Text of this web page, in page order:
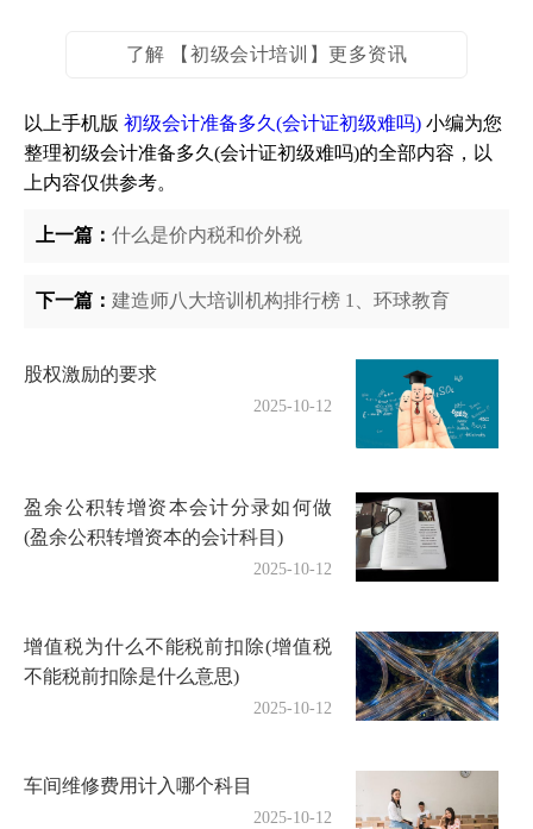
了解 【初级会计培训】更多资讯
以上手机版 初级会计准备多久(会计证初级难吗) 小编为您
整理初级会计准备多久(会计证初级难吗)的全部内容，以
上内容仅供参考。
上一篇： 什么是价内税和价外税
下一篇： 建造师八大培训机构排行榜 1、环球教育
股权激励的要求
2025-10-12
盈余公积转增资本会计分录如何做
(盈余公积转增资本的会计科目)
2025-10-12
增值税为什么不能税前扣除(增值税
不能税前扣除是什么意思)
2025-10-12
车间维修费用计入哪个科目
2025-10-12